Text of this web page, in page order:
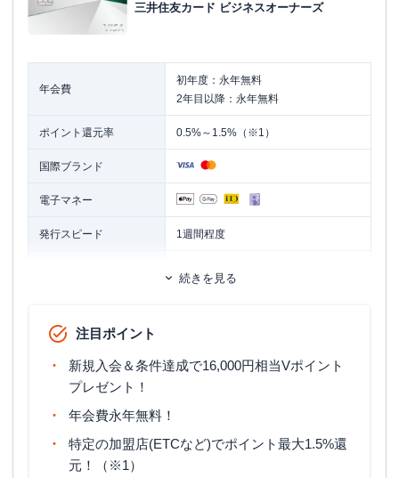
三井住友カード ビジネスオーナーズ
年会費
初年度：永年無料
2年目以降：永年無料
ポイント還元率 0.5%～1.5%（※1）
国際ブランド
電子マネー
発行スピード 1週間程度
ETCカード年会費
ETCカード発行期間 約2週間
旅行傷害保険 海外旅行傷害保険（利用付帯）
ポイント名
続きを見る
注目ポイント
新規入会＆条件達成で16,000円相当Vポイント
プレゼント！
年会費永年無料！
特定の加盟店(ETCなど)でポイント最大1.5%還
元！（※1）